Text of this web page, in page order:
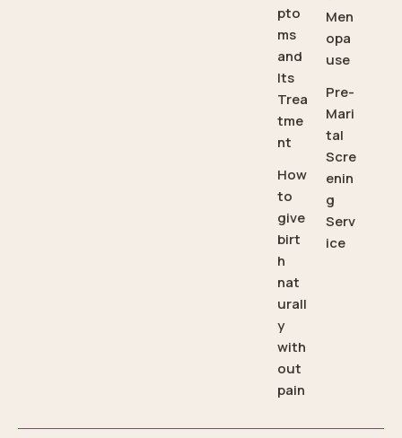
pto
ms
and
Its
Trea
tme
nt
How
to
give
birt
h
nat
urall
y
with
out
pain
Men
opa
use
Pre-
Mari
tal
Scre
enin
g
Serv
ice